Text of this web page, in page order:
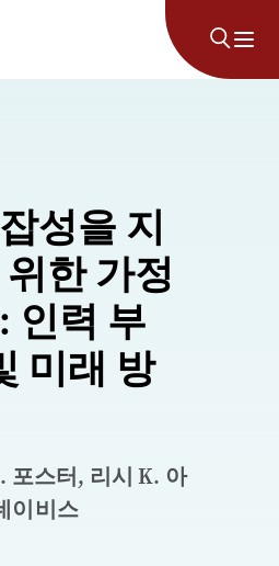
성을 지
한 가정
인력 부
미래 방
포스터, 리시 K. 아
이비스